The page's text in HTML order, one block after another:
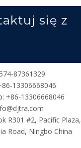
się z
87361329
13306668046
+86-13306668046
R301 #2, Pacific Plaza,
Road, Ningbo China